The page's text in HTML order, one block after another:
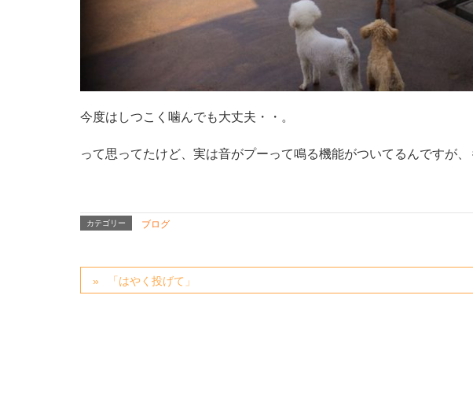
今度はしつこく噛んでも大丈夫・・。
って思ってたけど、実は音がプーって鳴る機能がついてるんですが、
カテゴリー ブログ
「はやく投げて」